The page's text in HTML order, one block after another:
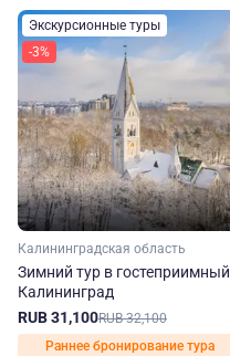
Экскурсионные туры
-3%
Калининградская область
Зимний тур в гостеприимный
Калининград
RUB 31,100RUB 32,100
Раннее бронирование тура